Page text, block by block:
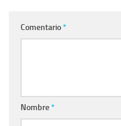
Comentario*
Nombre*